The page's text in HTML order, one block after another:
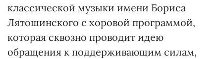
классической музыки имени Бориса
Лятошинского с хоровой программой,
которая сквозно проводит идею
обращения к поддерживающим силам,